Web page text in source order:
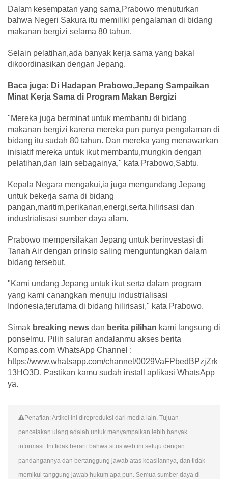
Dalam kesempatan yang sama,Prabowo menuturkan
bahwa Negeri Sakura itu memiliki pengalaman di bidang
makanan bergizi selama 80 tahun.
Selain pelatihan,ada banyak kerja sama yang bakal
dikoordinasikan dengan Jepang.
Baca juga: Di Hadapan Prabowo,Jepang Sampaikan
Minat Kerja Sama di Program Makan Bergizi
"Mereka juga berminat untuk membantu di bidang
makanan bergizi karena mereka pun punya pengalaman di
bidang itu sudah 80 tahun. Dan mereka yang menawarkan
inisiatif mereka untuk ikut membantu,mungkin dengan
pelatihan,dan lain sebagainya," kata Prabowo,Sabtu.
Kepala Negara mengakui,ia juga mengundang Jepang
untuk bekerja sama di bidang
pangan,maritim,perikanan,energi,serta hilirisasi dan
industrialisasi sumber daya alam.
Prabowo mempersilakan Jepang untuk berinvestasi di
Tanah Air dengan prinsip saling menguntungkan dalam
bidang tersebut.
"Kami undang Jepang untuk ikut serta dalam program
yang kami canangkan menuju industrialisasi
Indonesia,terutama di bidang hilirisasi," kata Prabowo.
Simak breaking news dan berita pilihan kami langsung di
ponselmu. Pilih saluran andalanmu akses berita
Kompas.com WhatsApp Channel :
https://www.whatsapp.com/channel/0029VaFPbedBPzjZrk
13HO3D. Pastikan kamu sudah install aplikasi WhatsApp
ya.
Penafian: Artikel ini direproduksi dari media lain. Tujuan
pencetakan ulang adalah untuk menyampaikan lebih banyak
informasi. Ini tidak berarti bahwa situs web ini setuju dengan
pandangannya dan bertanggung jawab atas keasliannya, dan tidak
memikul tanggung jawab hukum apa pun. Semua sumber daya di